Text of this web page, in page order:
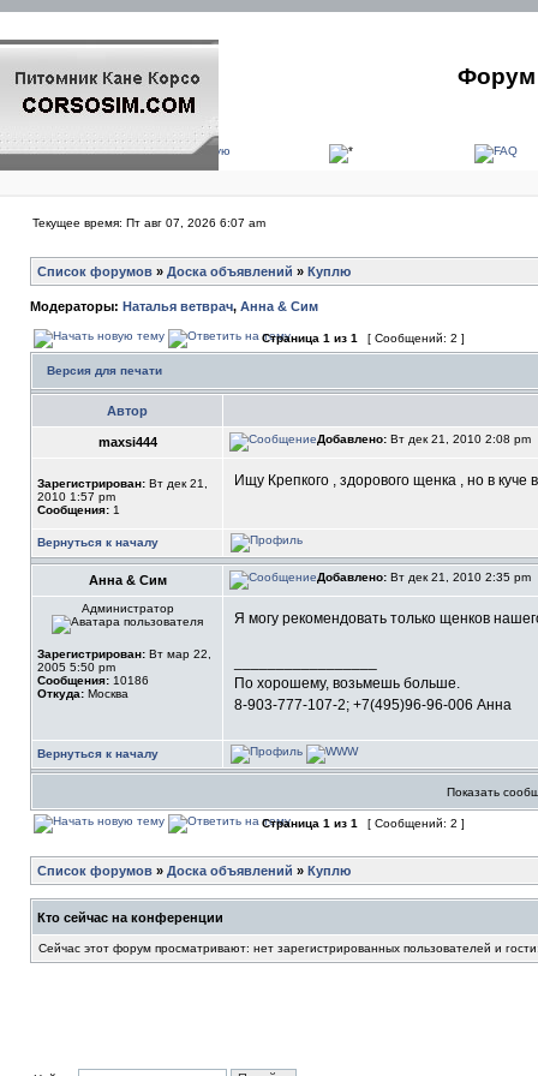
Форум
Текущее время: Пт авг 07, 2026 6:07 am
Список форумов » Доска объявлений » Куплю
Модераторы: Наталья ветврач, Анна & Сим
Страница 1 из 1 [ Сообщений: 2 ]
Версия для печати
Автор
maxsi444 Добавлено: Вт дек 21, 2010 2:08 pm
Зарегистрирован: Вт дек 21,
2010 1:57 pm
Сообщения: 1
Ищу Крепкого , здорового щенка , но в
Вернуться к началу
Анна & Сим Добавлено: Вт дек 21, 2010 2:35 pm
Администратор
Зарегистрирован: Вт мар 22,
2005 5:50 pm
Сообщения: 10186
Откуда: Москва
Я могу рекомендовать только щенков
По хорошему, возьмешь больше.
8-903-777-107-2; +7(495)96-96-006 Анна
Вернуться к началу
Показать
Страница 1 из 1 [ Сообщений: 2 ]
Список форумов » Доска объявлений » Куплю
Кто сейчас на конференции
Сейчас этот форум просматривают: нет зарегистрированных пользователей и